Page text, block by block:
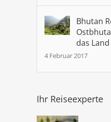
Bhutan
das
4 Februar 2017
Ihr Reiseexperte